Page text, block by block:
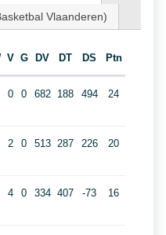
Vlaanderen)
V G DV DT DS Ptn
0 0 682 188 494 24
2 0 513 287 226 20
4 0 334 407 -73 16